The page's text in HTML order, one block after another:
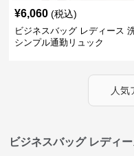
¥6,060 (税込)
ビジネスバッグ レディース
シンプル通勤リュック
人気
ビジネスバッグ レディ